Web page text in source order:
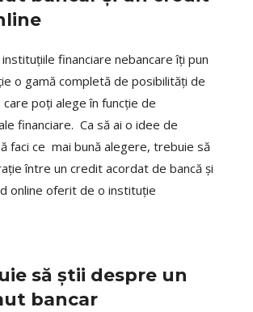
instituțiile financiare nebancare îți pun
o gamă completă de posibilități de
poți alege în funcție de
financiare. Ca să ai o idee de
faci ce mai bună alegere, trebuie să
între un credit acordat de bancă și
online oferit de o instituție
să știi despre un
bancar